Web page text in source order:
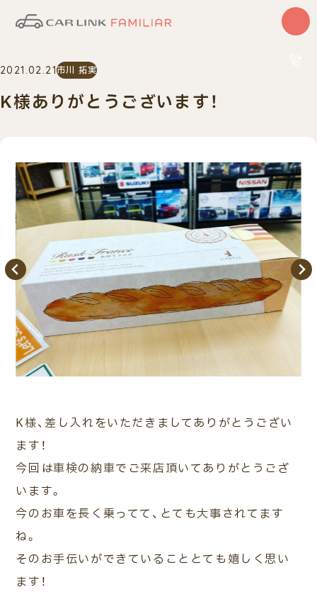
はじめての方
カーリース
買取査定
車種一覧
納車実績
店舗・スタッフ紹介
ご相談・
来店予約
査定予約 車検・整備 車種検索
2021.02.21市川 拓実
K様ありがとうございます！
K様、差し入れをいただきましてありがとうござい
ます！
今回は車検の納車でご来店頂いてありがとうござ
います。
今のお車を長く乗ってて、とても大事されてます
ね。
そのお手伝いができていることとても嬉しく思い
ます！